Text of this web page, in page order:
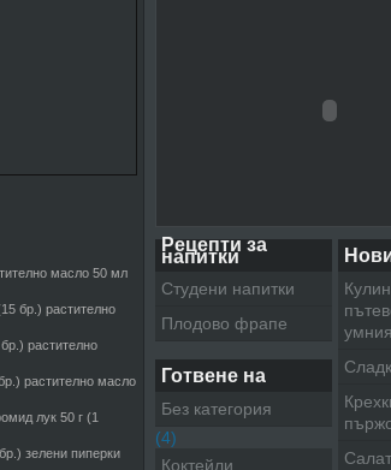
масло 50 мл
бр.) растително
растително
растително масло
лук 50 г (1
зелени пиперки
Рецепти за
напитки
Студени напитки
Плодово фрапе
Готвене на
Без категория
(4)
Коктейли